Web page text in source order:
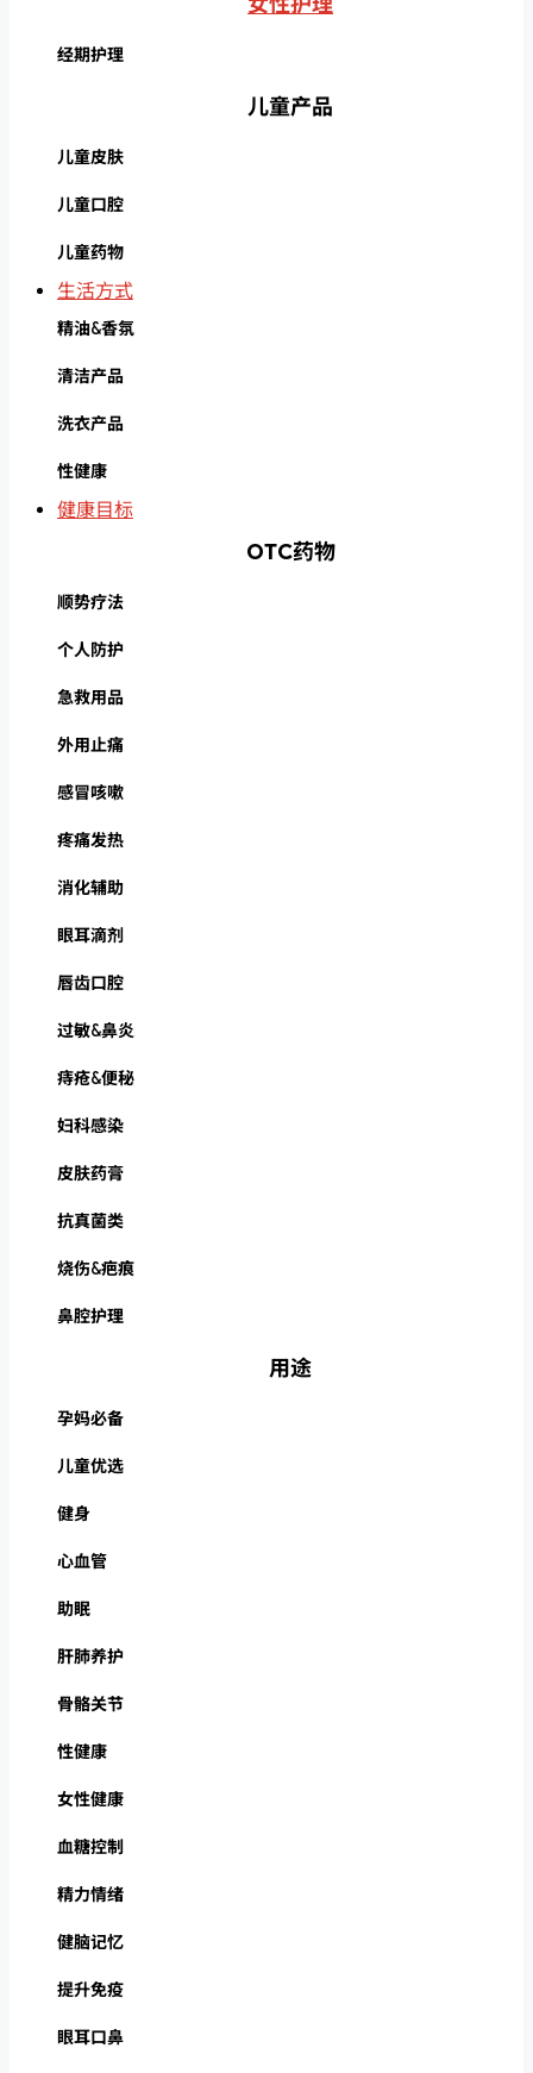
经期护理
儿童产品
儿童皮肤
儿童口腔
儿童药物
生活方式
精油&香氛
清洁产品
洗衣产品
性健康
健康目标
OTC药物
顺势疗法
个人防护
急救用品
外用止痛
感冒咳嗽
疼痛发热
消化辅助
眼耳滴剂
唇齿口腔
过敏&鼻炎
痔疮&便秘
妇科感染
皮肤药膏
抗真菌类
烧伤&疤痕
鼻腔护理
用途
孕妈必备
儿童优选
健身
心血管
助眠
肝肺养护
骨骼关节
性健康
女性健康
血糖控制
精力情绪
健脑记忆
提升免疫
眼耳口鼻